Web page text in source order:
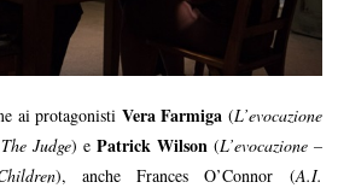
ai protagonistiVera Farmiga (L’evocazione
Judge) e Patrick Wilson(L’evocazione –
), anche Frances O’Connor (A.I.